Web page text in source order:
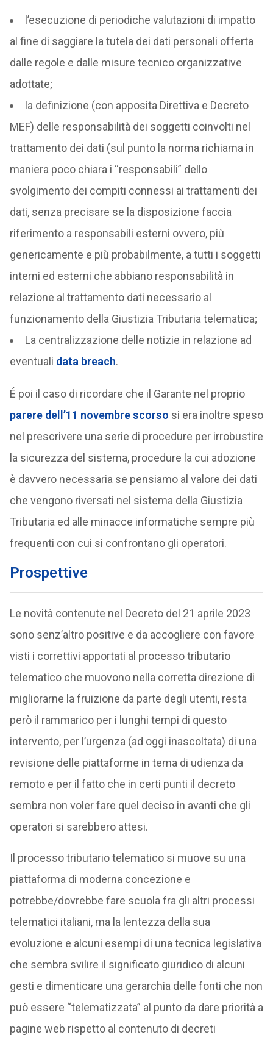
l’esecuzione di periodiche valutazioni di impatto
al fine di saggiare la tutela dei dati personali offerta
dalle regole e dalle misure tecnico organizzative
adottate;
la definizione (con apposita Direttiva e Decreto
MEF) delle responsabilità dei soggetti coinvolti nel
trattamento dei dati (sul punto la norma richiama in
maniera poco chiara i “responsabili” dello
svolgimento dei compiti connessi ai trattamenti dei
dati, senza precisare se la disposizione faccia
riferimento a responsabili esterni ovvero, più
genericamente e più probabilmente, a tutti i soggetti
interni ed esterni che abbiano responsabilità in
relazione al trattamento dati necessario al
funzionamento della Giustizia Tributaria telematica;
La centralizzazione delle notizie in relazione ad
eventuali data breach.
É poi il caso di ricordare che il Garante nel proprio
parere dell’11 novembre scorso si era inoltre speso
nel prescrivere una serie di procedure per irrobustire
la sicurezza del sistema, procedure la cui adozione
è davvero necessaria se pensiamo al valore dei dati
che vengono riversati nel sistema della Giustizia
Tributaria ed alle minacce informatiche sempre più
frequenti con cui si confrontano gli operatori.
Prospettive
Le novità contenute nel Decreto del 21 aprile 2023
sono senz’altro positive e da accogliere con favore
visti i correttivi apportati al processo tributario
telematico che muovono nella corretta direzione di
migliorarne la fruizione da parte degli utenti, resta
però il rammarico per i lunghi tempi di questo
intervento, per l’urgenza (ad oggi inascoltata) di una
revisione delle piattaforme in tema di udienza da
remoto e per il fatto che in certi punti il decreto
sembra non voler fare quel deciso in avanti che gli
operatori si sarebbero attesi.
Il processo tributario telematico si muove su una
piattaforma di moderna concezione e
potrebbe/dovrebbe fare scuola fra gli altri processi
telematici italiani, ma la lentezza della sua
evoluzione e alcuni esempi di una tecnica legislativa
che sembra svilire il significato giuridico di alcuni
gesti e dimenticare una gerarchia delle fonti che non
può essere “telematizzata” al punto da dare priorità a
pagine web rispetto al contenuto di decreti